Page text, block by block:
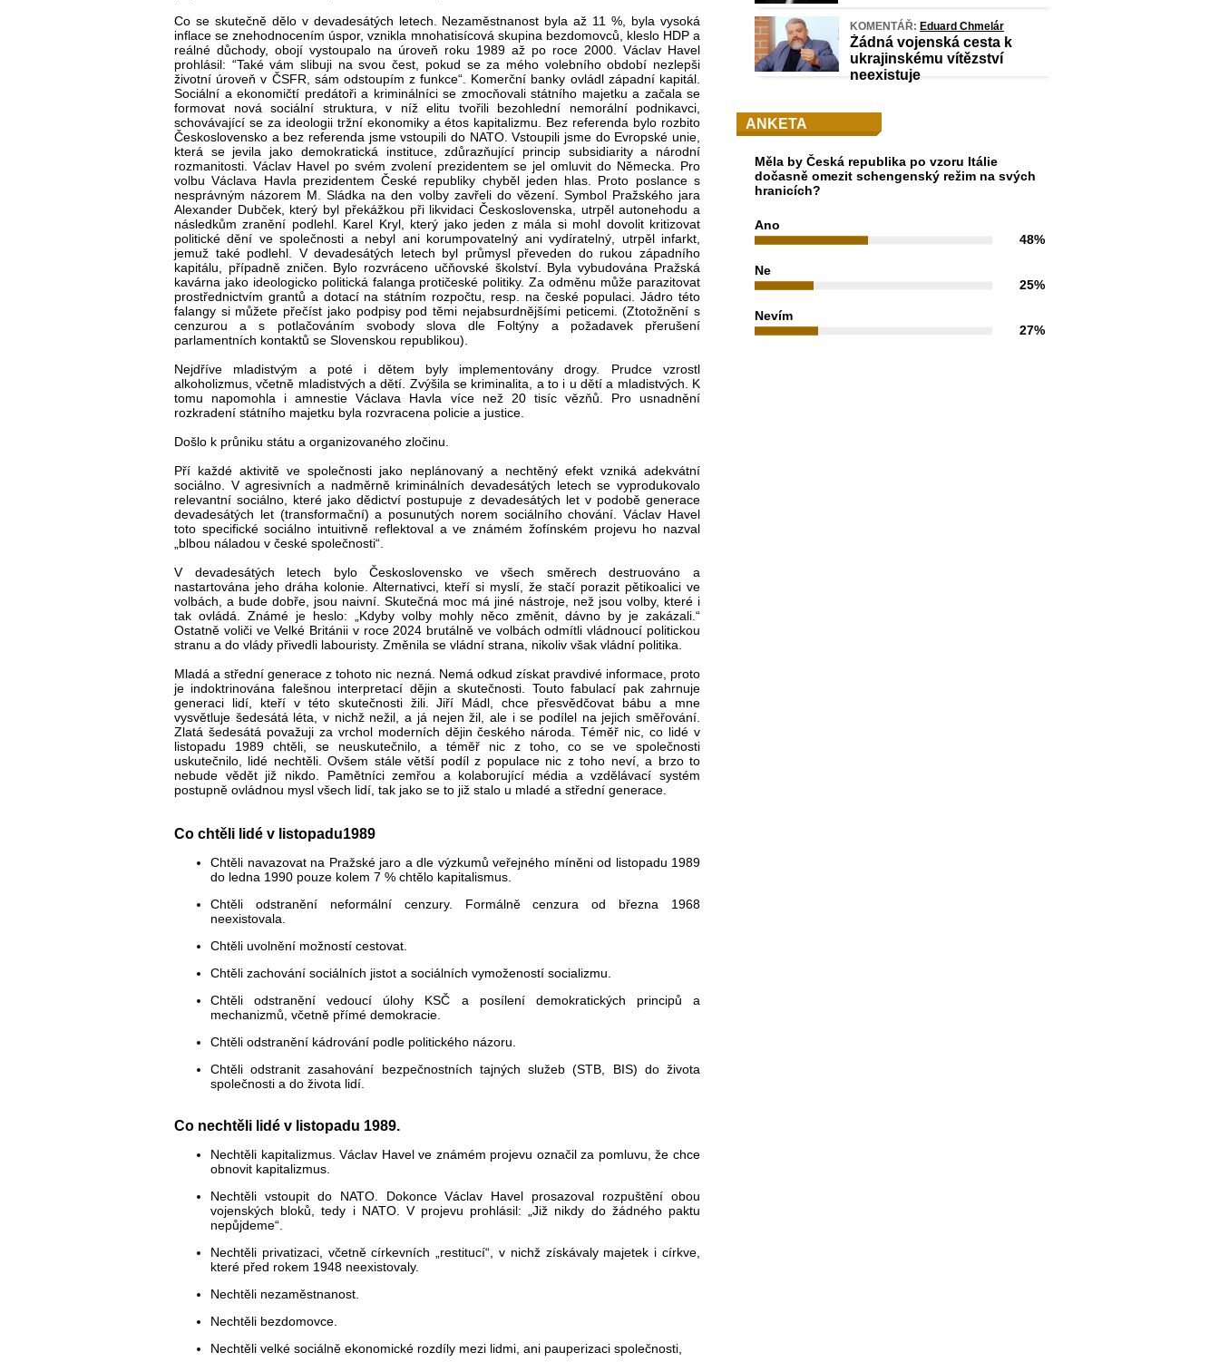
Co se skutečně dělo v devadesátých letech. Nezaměstnanost byla až 11 %, byla vysoká
inflace se znehodnocením úspor, vznikla mnohatisícová skupina bezdomovců, kleslo HDP a
reálné důchody, obojí vystoupalo na úroveň roku 1989 až po roce 2000. Václav Havel
prohlásil: “Také vám slibuji na svou čest, pokud se za mého volebního období nezlepši
životní úroveň v ČSFR, sám odstoupím z funkce“. Komerční banky ovládl západní kapitál.
Sociální a ekonomičtí predátoři a kriminálníci se zmocňovali státního majetku a začala se
formovat nová sociální struktura, v níž elitu tvořili bezohlední nemorální podnikavci,
schovávající se za ideologii tržní ekonomiky a étos kapitalizmu. Bez referenda bylo rozbito
Československo a bez referenda jsme vstoupili do NATO. Vstoupili jsme do Evropské unie,
která se jevila jako demokratická instituce, zdůrazňující princip subsidiarity a národní
rozmanitosti. Václav Havel po svém zvolení prezidentem se jel omluvit do Německa. Pro
volbu Václava Havla prezidentem České republiky chyběl jeden hlas. Proto poslance s
nesprávným názorem M. Sládka na den volby zavřeli do vězení. Symbol Pražského jara
Alexander Dubček, který byl překážkou při likvidaci Československa, utrpěl autonehodu a
následkům zranění podlehl. Karel Kryl, který jako jeden z mála si mohl dovolit kritizovat
politické dění ve společnosti a nebyl ani korumpovatelný ani vydíratelný, utrpěl infarkt,
jemuž také podlehl. V devadesátých letech byl průmysl převeden do rukou západního
kapitálu, případně zničen. Bylo rozvráceno učňovské školství. Byla vybudována Pražská
kavárna jako ideologicko politická falanga protičeské politiky. Za odměnu může parazitovat
prostřednictvím grantů a dotací na státním rozpočtu, resp. na české populaci. Jádro této
falangy si můžete přečíst jako podpisy pod těmi nejabsurdnějšími peticemi. (Ztotožnění s
cenzurou a s potlačováním svobody slova dle Foltýny a požadavek přerušení
parlamentních kontaktů se Slovenskou republikou).
Nejdříve mladistvým a poté i dětem byly implementovány drogy. Prudce vzrostl
alkoholizmus, včetně mladistvých a dětí. Zvýšila se kriminalita, a to i u dětí a mladistvých. K
tomu napomohla i amnestie Václava Havla více než 20 tisíc vězňů. Pro usnadnění
rozkradení státního majetku byla rozvracena policie a justice.
Došlo k průniku státu a organizovaného zločinu.
Pří každé aktivitě ve společnosti jako neplánovaný a nechtěný efekt vzniká adekvátní
sociálno. V agresivních a nadměrně kriminálních devadesátých letech se vyprodukovalo
relevantní sociálno, které jako dědictví postupuje z devadesátých let v podobě generace
devadesátých let (transformační) a posunutých norem sociálního chování. Václav Havel
toto specifické sociálno intuitivně reflektoval a ve známém žofínském projevu ho nazval
„blbou náladou v české společnosti“.
V devadesátých letech bylo Československo ve všech směrech destruováno a
nastartována jeho dráha kolonie. Alternativci, kteří si myslí, že stačí porazit pětikoalici ve
volbách, a bude dobře, jsou naivní. Skutečná moc má jiné nástroje, než jsou volby, které i
tak ovládá. Známé je heslo: „Kdyby volby mohly něco změnit, dávno by je zakázali.“
Ostatně voliči ve Velké Británii v roce 2024 brutálně ve volbách odmítli vládnoucí politickou
stranu a do vlády přivedli labouristy. Změnila se vládní strana, nikoliv však vládní politika.
Mladá a střední generace z tohoto nic nezná. Nemá odkud získat pravdivé informace, proto
je indoktrinována falešnou interpretací dějin a skutečnosti. Touto fabulací pak zahrnuje
generaci lidí, kteří v této skutečnosti žili. Jiří Mádl, chce přesvědčovat bábu a mne
vysvětluje šedesátá léta, v nichž nežil, a já nejen žil, ale i se podílel na jejich směřování.
Zlatá šedesátá považuji za vrchol moderních dějin českého národa. Téměř nic, co lidé v
listopadu 1989 chtěli, se neuskutečnilo, a téměř nic z toho, co se ve společnosti
uskutečnilo, lidé nechtěli. Ovšem stále větší podíl z populace nic z toho neví, a brzo to
nebude vědět již nikdo. Pamětníci zemřou a kolaborující média a vzdělávací systém
postupně ovládnou mysl všech lidí, tak jako se to již stalo u mladé a střední generace.
Co chtěli lidé v listopadu1989
Chtěli navazovat na Pražské jaro a dle výzkumů veřejného míněni od listopadu 1989
do ledna 1990 pouze kolem 7 % chtělo kapitalismus.
Chtěli odstranění neformální cenzury. Formálně cenzura od března 1968
neexistovala.
Chtěli uvolnění možností cestovat.
Chtěli zachování sociálních jistot a sociálních vymožeností socializmu.
Chtěli odstranění vedoucí úlohy KSČ a posílení demokratických principů a
mechanizmů, včetně přímé demokracie.
Chtěli odstranění kádrování podle politického názoru.
Chtěli odstranit zasahování bezpečnostních tajných služeb (STB, BIS) do života
společnosti a do života lidí.
Co nechtěli lidé v listopadu 1989.
Nechtěli kapitalizmus. Václav Havel ve známém projevu označil za pomluvu, že chce
obnovit kapitalizmus.
Nechtěli vstoupit do NATO. Dokonce Václav Havel prosazoval rozpuštění obou
vojenských bloků, tedy i NATO. V projevu prohlásil: „Již nikdy do žádného paktu
nepůjdeme“.
Nechtěli privatizaci, včetně církevních „restitucí“, v nichž získávaly majetek i církve,
které před rokem 1948 neexistovaly.
Nechtěli nezaměstnanost.
Nechtěli bezdomovce.
Nechtěli velké sociálně ekonomické rozdíly mezi lidmi, ani pauperizaci společnosti,
KOMENTÁŘ: Eduard Chmelár
Žádná vojenská cesta k
ukrajinskému vítězství
neexistuje
ANKETA
Měla by Česká republika po vzoru Itálie
dočasně omezit schengenský režim na svých
hranicích?
Ano
48%
Ne
25%
Nevím
27%